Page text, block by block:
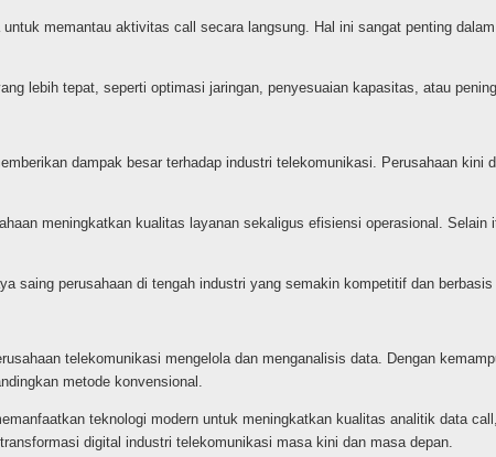
memantau aktivitas call secara langsung. Hal ini sangat penting
lebih tepat, seperti optimasi jaringan, penyesuaian kapasitas, atau
dampak besar terhadap industri telekomunikasi. Perusahaan
meningkatkan kualitas layanan sekaligus efisiensi operasional.
saing perusahaan di tengah industri yang semakin kompetitif dan berbasis
telekomunikasi mengelola dan menganalisis data. Dengan
metode konvensional.
teknologi modern untuk meningkatkan kualitas analitik data
digital industri telekomunikasi masa kini dan masa depan.